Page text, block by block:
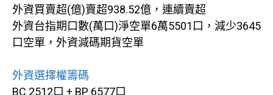
外資買賣超(億)賣超938.52億，連續賣超
外資台指期口數(萬口)淨空單6萬5501口，減少3645
口空單，外資減碼期貨空單
外資選擇權籌碼
BC 2512口 + BP 6577口